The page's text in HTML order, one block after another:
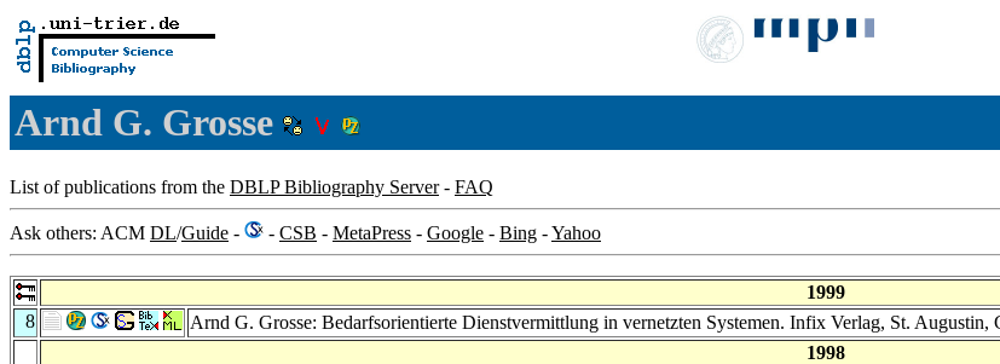
Arnd G. Grosse
List of publications from the DBLP Bibliography Server- FAQ
Ask others: ACM DL/Guide - - CSB - MetaPress - Google - Bing -Yahoo
1999
8
Arnd G. Grosse: Bedarfsorientierte Dienstvermittlung in vernetzten Systemen. Infix Verlag, St. Augustin,
1998